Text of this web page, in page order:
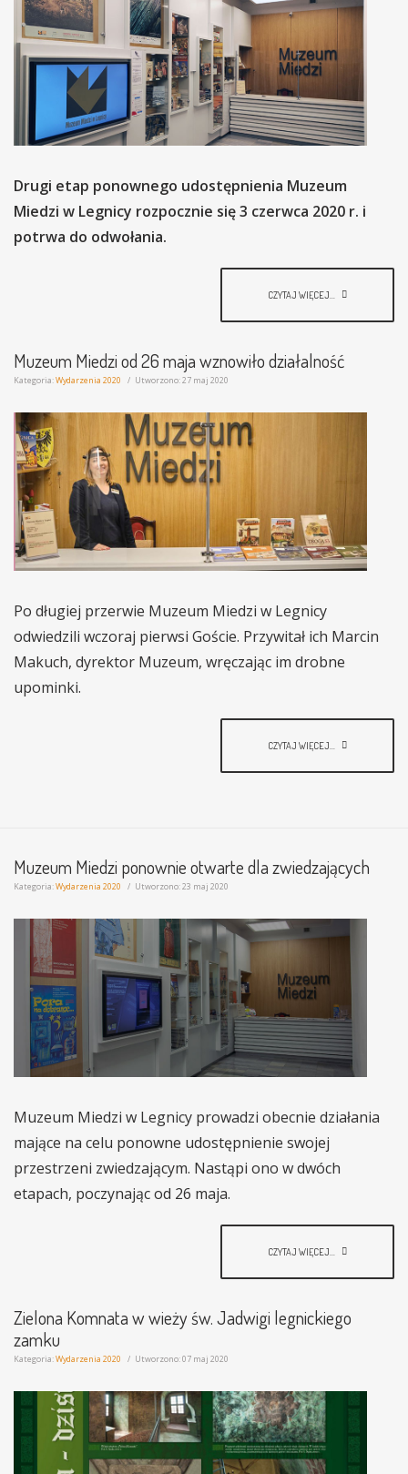
Drugi etap ponownego udostępnienia Muzeum
Miedzi w Legnicy rozpocznie się 3 czerwca 2020 r. i
potrwa do odwołania.
CZYTAJ WIĘCEJ...
Muzeum Miedzi od 26 maja wznowiło działalność
Kategoria:Wydarzenia 2020 Utworzono: 27 maj 2020
Po długiej przerwie Muzeum Miedzi w Legnicy
odwiedzili wczoraj pierwsi Goście. Przywitał ich Marcin
Makuch, dyrektor Muzeum, wręczając im drobne
upominki.
CZYTAJ WIĘCEJ...
Muzeum Miedzi ponownie otwarte dla zwiedzających
Kategoria:Wydarzenia 2020 Utworzono: 23 maj 2020
Muzeum Miedzi w Legnicy prowadzi obecnie działania
mające na celu ponowne udostępnienie swojej
przestrzeni zwiedzającym. Nastąpi ono w dwóch
etapach, poczynając od 26 maja.
CZYTAJ WIĘCEJ...
Zielona Komnata w wieży św. Jadwigi legnickiego
zamku
Kategoria:Wydarzenia 2020 Utworzono: 07 maj 2020